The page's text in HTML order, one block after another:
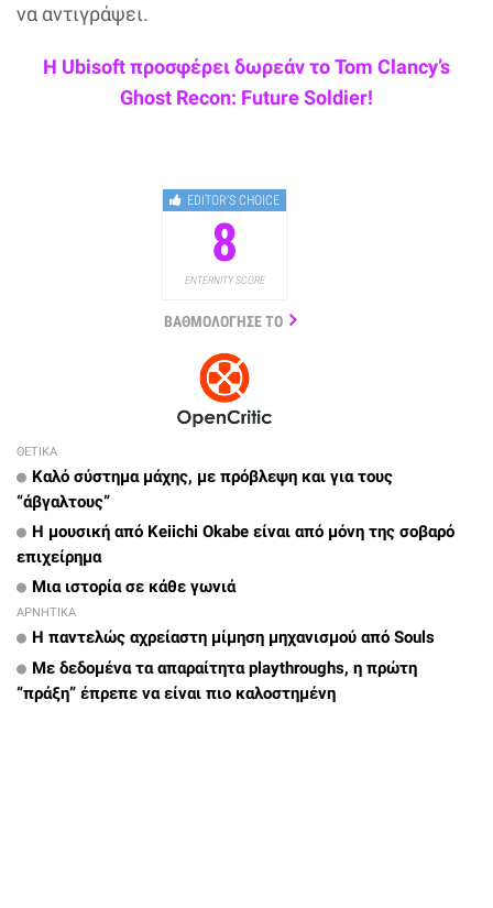
να αντιγράψει.
Η Ubisoft προσφέρει δωρεάν το Tom Clancy’s
Ghost Recon: Future Soldier!
EDITOR’S CHOICE
8
ENTERNITY SCORE
ΒΑΘΜΟΛΟΓΗΣΕ ΤΟ
ΘΕΤΙΚΑ
Καλό σύστημα μάχης, με πρόβλεψη και για τους
“άβγαλτους”
Η μουσική από Keiichi Okabe είναι από μόνη της σοβαρό
επιχείρημα
Μια ιστορία σε κάθε γωνιά
ΑΡΝΗΤΙΚΑ
Η παντελώς αχρείαστη μίμηση μηχανισμού από Souls
Με δεδομένα τα απαραίτητα playthroughs, η πρώτη
“πράξη” έπρεπε να είναι πιο καλοστημένη